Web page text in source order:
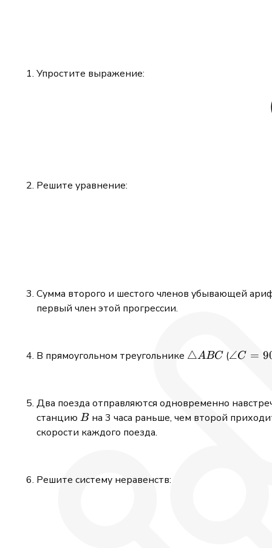
Упростите выражение:
Решите уравнение:
Сумма второго и шестого членов убывающей
первый член этой прогрессии.
В прямоугольном треугольнике \triangle
△ABC (\angle
∠C = 9
Два поезда отправляются одновременно
станцию B
Bна 3 часа раньше, чем второй
скорости каждого поезда.
Решите систему неравенств: